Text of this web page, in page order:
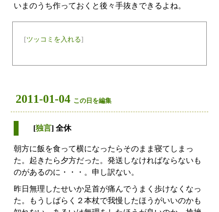
いまのうち作っておくと後々手抜きできるよね。
[ツッコミを入れる]
2011-01-04 この日を編集
[独言] 全休
朝方に飯を食って横になったらそのまま寝てしまっ
た。起きたら夕方だった。発送しなければならないも
のがあるのに・・・。申し訳ない。
昨日無理したせいか足首が痛んでうまく歩けなくなっ
た。もうしばらく２本杖で我慢したほうがいいのかも